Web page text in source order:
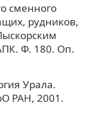
сменного
рудников,
Ф. 180. Оп.
Урала.
РАН, 2001.